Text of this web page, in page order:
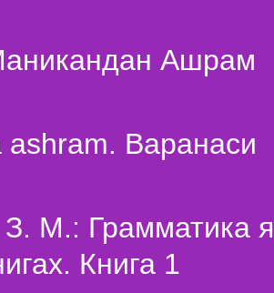
Ашрам
ashram. Варанаси
М.: Грамматика
Книга 1